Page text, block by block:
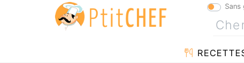
Sans